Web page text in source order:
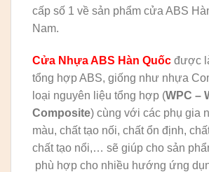
cấp số 1 về sản phẩm cửa ABS
Nam.
Cửa Nhựa ABS Hàn Quốc được
tổng hợp ABS, giống như nhựa
loại nguyên liệu tổng hợp (WPC –
Composite) cùng với các phụ gia
màu, chất tạo nối, chất ổn định,
chất tạo nổi,… sẽ giúp cho sản
phù hợp cho nhiều hướng ứng